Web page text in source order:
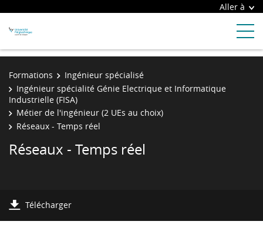
Aller à
Formations
Ingénieur spécialisé
Ingénieur spécialité Génie Electrique et Informatique
Industrielle (FISA)
Métier de l'ingénieur (2 UEs au choix)
Réseaux - Temps réel
Réseaux - Temps réel
Télécharger